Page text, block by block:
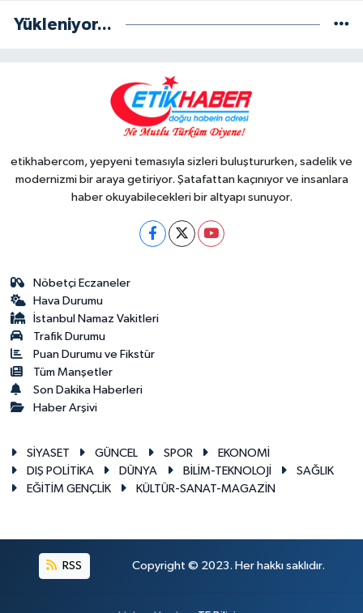
Yükleniyor...
etikhabercom, yepyeni temasıyla sizleri buluştururken, sadelik ve
modernizmi bir araya getiriyor. Şatafattan kaçınıyor ve insanlara
haber okuyabilecekleri bir altyapı sunuyor.
Nöbetçi Eczaneler
Hava Durumu
İstanbul Namaz Vakitleri
Trafik Durumu
Puan Durumu ve Fikstür
Tüm Manşetler
Son Dakika Haberleri
Haber Arşivi
SİYASET GÜNCEL SPOR
EKONOMİ
DIŞ POLİTİKA
DÜNYA BİLİM-TEKNOLOJİ
SAĞLIK
EĞİTİM GENÇLİK
KÜLTÜR-SANAT-MAGAZİN
RSS Copyright © 2023. Her hakkı saklıdır.